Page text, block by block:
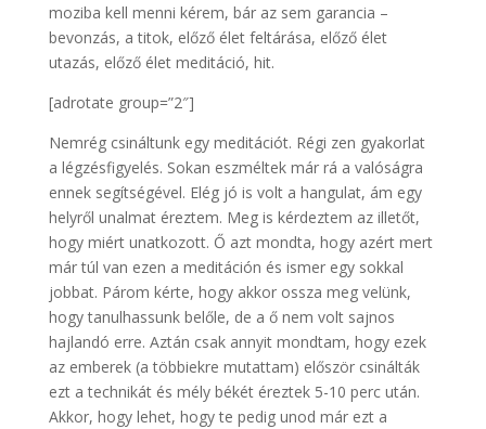
moziba kell menni kérem, bár az sem garancia –
bevonzás, a titok, előző élet feltárása, előző élet
utazás, előző élet meditáció, hit.
[adrotate group=”2″]
Nemrég csináltunk egy meditációt. Régi zen gyakorlat
a légzésfigyelés. Sokan eszméltek már rá a valóságra
ennek segítségével. Elég jó is volt a hangulat, ám egy
helyről unalmat éreztem. Meg is kérdeztem az illetőt,
hogy miért unatkozott. Ő azt mondta, hogy azért mert
már túl van ezen a meditáción és ismer egy sokkal
jobbat. Párom kérte, hogy akkor ossza meg velünk,
hogy tanulhassunk belőle, de a ő nem volt sajnos
hajlandó erre. Aztán csak annyit mondtam, hogy ezek
az emberek (a többiekre mutattam) először csinálták
ezt a technikát és mély békét éreztek 5-10 perc után.
Akkor, hogy lehet, hogy te pedig unod már ezt a